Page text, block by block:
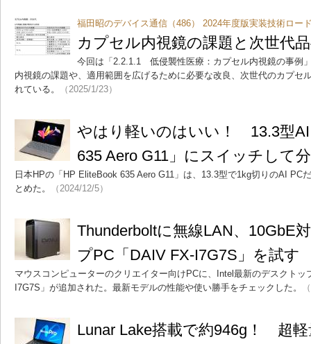
福田昭のデバイス通信（486） 2024年度版実装技術ロー
カプセル内視鏡の課題と次世代
今回は「2.2.1.1 低侵襲性医療：カプセル内視鏡の事例
内視鏡の課題や、適用範囲を広げるために必要な改良、次世代のカプセ
れている。
（2025/1/23）
やはり軽いのはいい！ 13.3型AI
635 Aero G11」にスイッチして
日本HPの「HP EliteBook 635 Aero G11」は、13.3型で1kg切りのAI PC
とめた。
（2024/12/5）
Thunderboltに無線LAN、10GbE
プPC「DAIV FX-I7G7S」を試す
マウスコンピューターのクリエイター向けPCに、Intel最新のデスクトッ
I7G7S」が追加された。最新モデルの性能や使い勝手をチェックした。
Lunar Lake搭載で約946g！ 超